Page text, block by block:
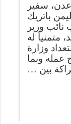
سفير
باتريك
وزير
متمنياً له
وزارة
عمله وبما
بين …